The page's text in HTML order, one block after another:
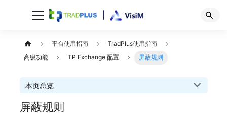
平台使用指南
TradPlus使用指南
高级功能
TP Exchange 配置 屏蔽规则
本页总览
屏蔽规则